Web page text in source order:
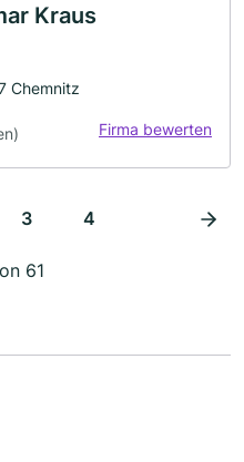
Kraus
Chemnitz
Firma bewerten
3 4
61